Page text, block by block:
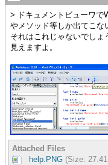
> ドキュメントビューワで
やメソッド等しか出てこな
それはこれじゃないでしょ
見えますよ。
Attached Files
help.PNG (Size: